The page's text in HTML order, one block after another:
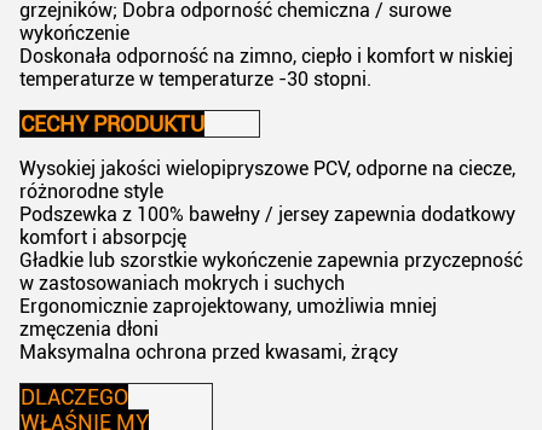
grzejników; Dobra odporność chemiczna / surowe
wykończenie
Doskonała odporność na zimno, ciepło i komfort w niskiej
temperaturze w temperaturze -30 stopni.
CECHY PRODUKTU
Wysokiej jakości wielopipryszowe PCV, odporne na ciecze,
różnorodne style
Podszewka z 100% bawełny / jersey zapewnia dodatkowy
komfort i absorpcję
Gładkie lub szorstkie wykończenie zapewnia przyczepność
w zastosowaniach mokrych i suchych
Ergonomicznie zaprojektowany, umożliwia mniej
zmęczenia dłoni
Maksymalna ochrona przed kwasami, żrący
DLACZEGO
WŁAŚNIE MY